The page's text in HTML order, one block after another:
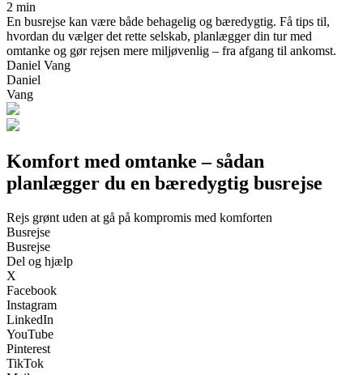
2 min
En busrejse kan være både behagelig og bæredygtig. Få tips til,
hvordan du vælger det rette selskab, planlægger din tur med
omtanke og gør rejsen mere miljøvenlig – fra afgang til ankomst.
Daniel Vang
Daniel
Vang
Komfort med omtanke – sådan
planlægger du en bæredygtig busrejse
Rejs grønt uden at gå på kompromis med komforten
Busrejse
Busrejse
Del og hjælp
X
Facebook
Instagram
LinkedIn
YouTube
Pinterest
TikTok